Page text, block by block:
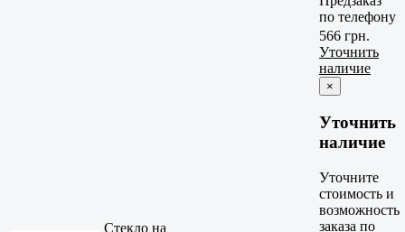
по телефону
Стекло на
566 грн.
Уточнить
наличие
×
Уточнить
наличие
Уточните
стоимость и
возможность
заказа по